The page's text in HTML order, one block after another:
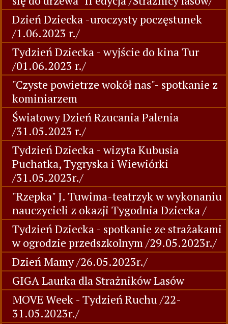
Dzień Dziecka -uroczysty poczęstunek
/1.06.2023 r./
Tydzień Dziecka - wyjście do kina Tur
/01.06.2023 r./
"Czyste powietrze wokół nas"- spotkanie z
kominiarzem
Światowy Dzień Rzucania Palenia
/31.05.2023 r./
Tydzień Dziecka - wizyta Kubusia
Puchatka, Tygryska i Wiewiórki
/31.05.2023r./
"Rzepka" J. Tuwima-teatrzyk w wykonaniu
nauczycieli z okazji Tygodnia Dziecka /
Tydzień Dziecka - spotkanie ze strażakami
w ogrodzie przedszkolnym /29.05.2023r./
Dzień Mamy /26.05.2023r./
GIGA Laurka dla Strażników Lasów
MOVE Week - Tydzień Ruchu /22-
31.05.2023r./